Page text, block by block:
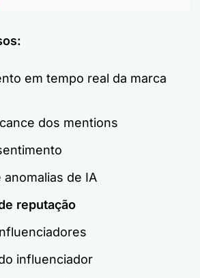
em tempo real da marca
dos mentions
de IA
reputação
influenciador